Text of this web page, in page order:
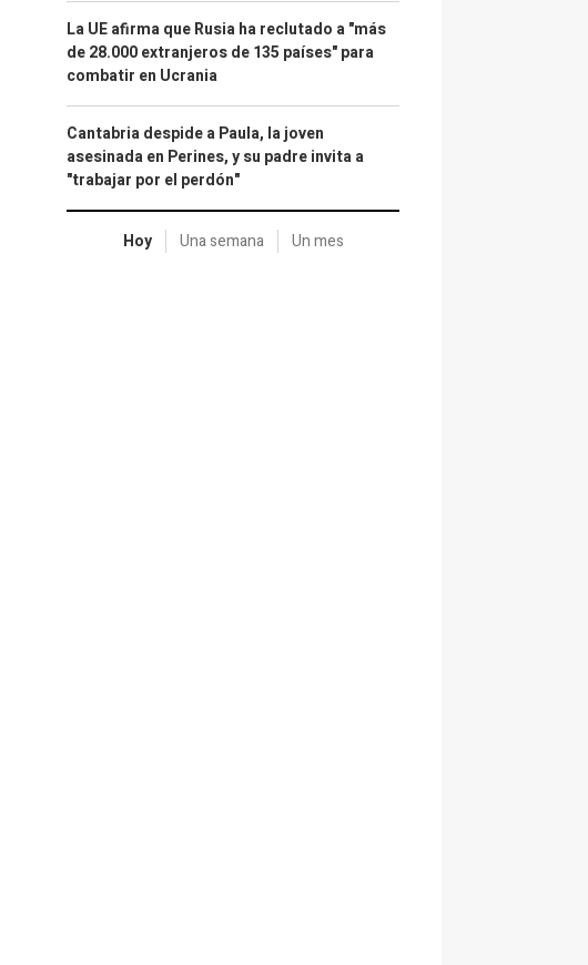
La UE afirma que Rusia ha reclutado a "más
de 28.000 extranjeros de 135 países" para
combatir en Ucrania
Cantabria despide a Paula, la joven
asesinada en Perines, y su padre invita a
"trabajar por el perdón"
Hoy Una semana Un mes